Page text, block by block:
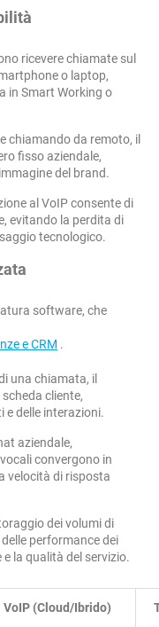
ricevere chiamate sul
o laptop,
in Smart Working o
chiamando da remoto, il
fisso aziendale,
del brand.
al VoIP consente di
evitando la perdita di
tecnologico.
software, che
e CRM .
una chiamata, il
cliente,
e delle interazioni.
aziendale,
convergono in
velocità di risposta
dei volumi di
performance dei
la qualità del servizio.
VoIP (Cloud/Ibrido)